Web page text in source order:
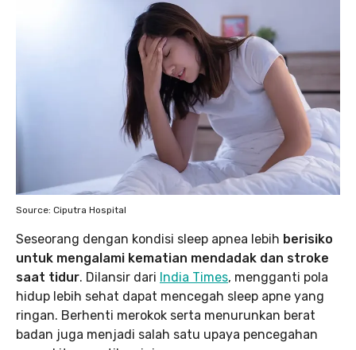
Source: Ciputra Hospital
Seseorang dengan kondisi sleep apnea lebih berisiko
untuk mengalami kematian mendadak dan stroke
saat tidur. Dilansir dari India Times, mengganti pola
hidup lebih sehat dapat mencegah sleep apne yang
ringan. Berhenti merokok serta menurunkan berat
badan juga menjadi salah satu upaya pencegahan